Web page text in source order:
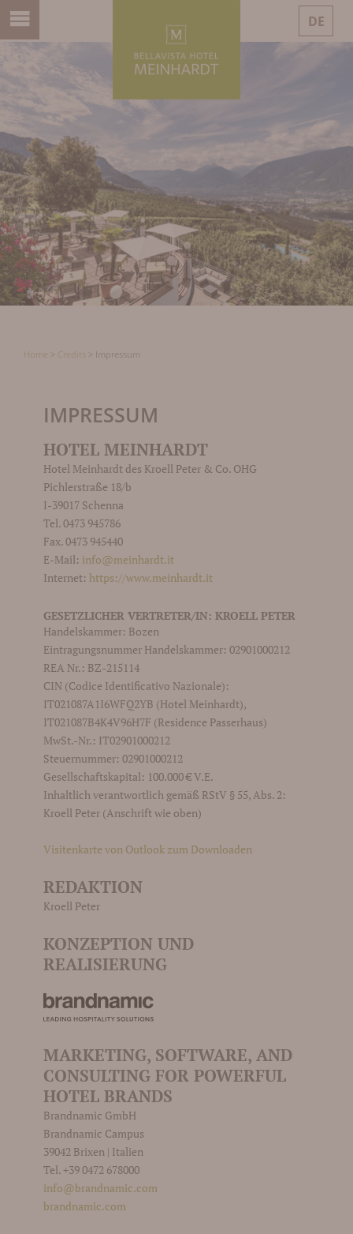
DE
Home Credits Impressum
IMPRESSUM
HOTEL MEINHARDT
Hotel Meinhardt des Kroell Peter & Co. OHG
Pichlerstraße 18/b
I-39017 Schenna
Tel. 0473 945786
Fax. 0473 945440
E-Mail: info@meinhardt.it
Internet: https://www.meinhardt.it
GESETZLICHER VERTRETER/IN: KROELL PETER
Handelskammer: Bozen
Eintragungsnummer Handelskammer: 02901000212
REA Nr.: BZ-215114
CIN (Codice Identificativo Nazionale):
IT021087A1I6WFQ2YB (Hotel Meinhardt),
IT021087B4K4V96H7F (Residence Passerhaus)
MwSt.-Nr.: IT02901000212
Steuernummer: 02901000212
Gesellschaftskapital: 100.000 € V.E.
Inhaltlich verantwortlich gemäß RStV § 55, Abs. 2:
Kroell Peter (Anschrift wie oben)
Visitenkarte von Outlook zum Downloaden
REDAKTION
Kroell Peter
KONZEPTION UND
REALISIERUNG
MARKETING, SOFTWARE, AND
CONSULTING FOR POWERFUL
HOTEL BRANDS
Brandnamic GmbH
Brandnamic Campus
39042 Brixen | Italien
Tel. +39 0472 678000
info@brandnamic.com
brandnamic.com